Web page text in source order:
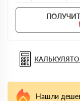
Нашли